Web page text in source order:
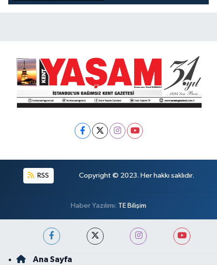
KOKUYOR!
RSS Copyright © 2023. Her hakkı saklıdır.
Haber Yazılımı: TE Bilişim
Ana Sayfa